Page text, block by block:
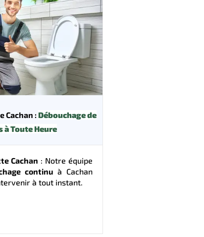
Cachan : Débouchage de
à Toute Heure
Cachan : Notre équipe
continuà Cachan
à tout instant.